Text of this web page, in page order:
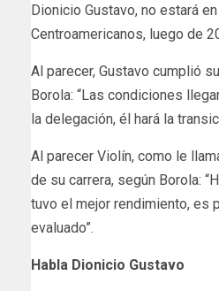
Dionicio Gustavo, no estará
Centroamericanos, luego de
Al parecer, Gustavo cumplió
Borola: “Las condiciones
la delegación, él hará la
Al parecer Violín, como le
de su carrera, según Borola:
tuvo el mejor rendimiento, es
evaluado”.
Habla Dionicio Gustavo